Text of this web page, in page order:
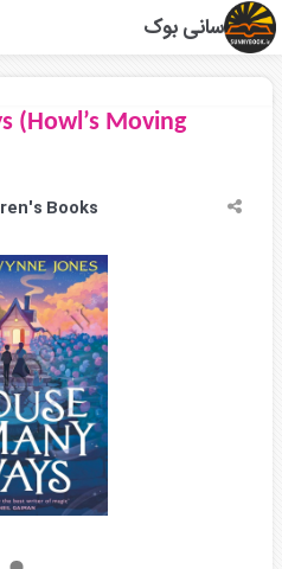
سانی بوک
(Howl’s Moving
Books